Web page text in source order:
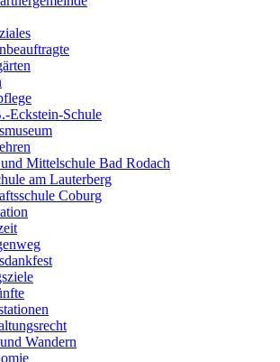
Eckstein-Schule
Mittelschule Bad Rodach
am Lauterberg
Coburg
Wandern